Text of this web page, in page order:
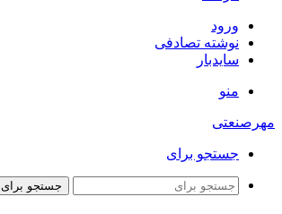
ورود
نوشته تصادفی
سایدبار
منو
مهرصنعتی
جستجو برای
جستجو برای